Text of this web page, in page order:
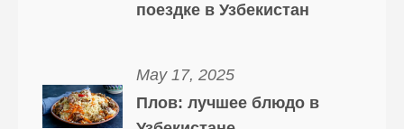
поездке в Узбекистан
May 17, 2025
Плов: лучшее блюдо в